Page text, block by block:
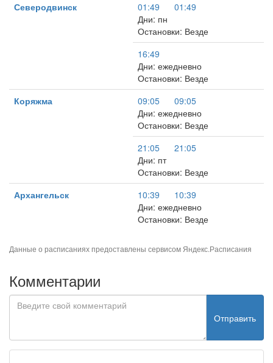
Северодвинск
01:49
01:49
Дни: пн
Остановки: Везде
16:49
Дни: ежедневно
Остановки: Везде
Коряжма
09:05
09:05
Дни: ежедневно
Остановки: Везде
21:05
21:05
Дни: пт
Остановки: Везде
Архангельск
10:39
10:39
Дни: ежедневно
Остановки: Везде
Данные о расписаниях предоставлены сервисом Яндекс.Расписания
Комментарии
Отправить